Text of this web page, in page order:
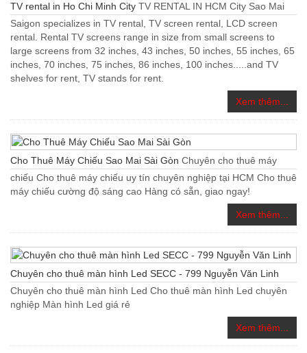
TV rental in Ho Chi Minh City TV RENTAL IN HCM City Sao Mai
Saigon specializes in TV rental, TV screen rental, LCD screen
rental. Rental TV screens range in size from small screens to
large screens from 32 inches, 43 inches, 50 inches, 55 inches, 65
inches, 70 inches, 75 inches, 86 inches, 100 inches.....and TV
shelves for rent, TV stands for rent.
Xem thêm...
Cho Thuê Máy Chiếu Sao Mai Sài Gòn Chuyên cho thuê máy
chiếu Cho thuê máy chiếu uy tín chuyên nghiệp tại HCM Cho thuê
máy chiếu cường độ sáng cao Hàng có sẵn, giao ngay!
Xem thêm...
Chuyên cho thuê màn hình Led SECC - 799 Nguyễn Văn Linh
Chuyên cho thuê màn hình Led Cho thuê màn hình Led chuyên
nghiệp Màn hình Led giá rẻ
Xem thêm...